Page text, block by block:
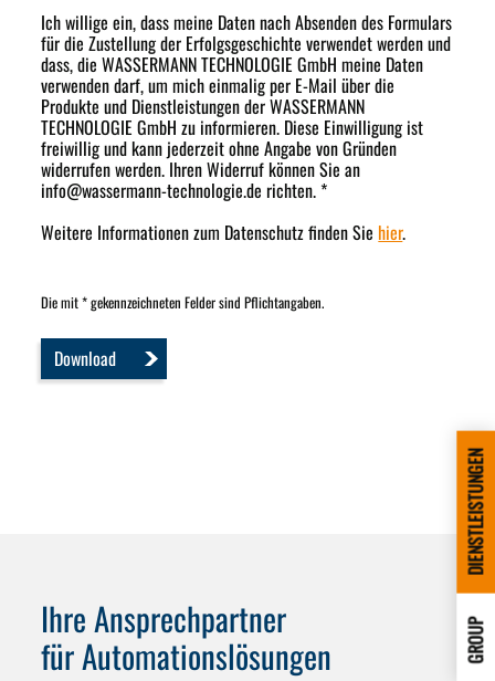
Ich willige ein, dass meine Daten nach Absenden des Formulars
für die Zustellung der Erfolgsgeschichte verwendet werden und
dass, die WASSERMANN TECHNOLOGIE GmbH meine Daten
verwenden darf, um mich einmalig per E-Mail über die
Produkte und Dienstleistungen der WASSERMANN
TECHNOLOGIE GmbH zu informieren. Diese Einwilligung ist
freiwillig und kann jederzeit ohne Angabe von Gründen
widerrufen werden. Ihren Widerruf können Sie an
info@wassermann-technologie.de richten. *
Weitere Informationen zum Datenschutz finden Siehier.
Die mit * gekennzeichneten Felder sind Pflichtangaben.
Download
Ihre Ansprechpartner
für Automationslösungen
GROUP
DIENSTLEISTUNGEN